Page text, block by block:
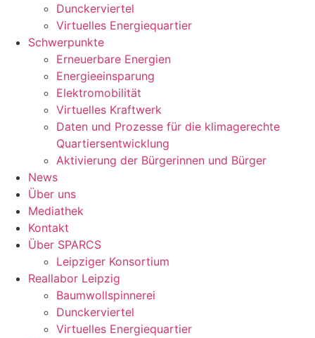
Dunckerviertel
Virtuelles Energiequartier
Schwerpunkte
Erneuerbare Energien
Energieeinsparung
Elektromobilität
Virtuelles Kraftwerk
Daten und Prozesse für die klimagerechte
Quartiersentwicklung
Aktivierung der Bürgerinnen und Bürger
News
Über uns
Mediathek
Kontakt
Über SPARCS
Leipziger Konsortium
Reallabor Leipzig
Baumwollspinnerei
Dunckerviertel
Virtuelles Energiequartier